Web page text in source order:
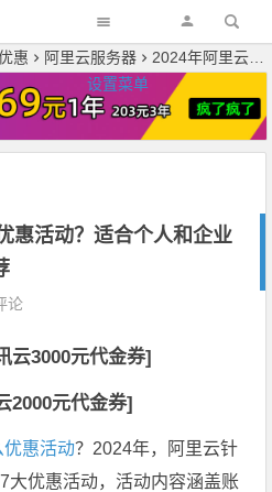
设置菜单
惠 阿里云服务器 2024年阿里云有什么优惠活动？适合个人和企业新用户的最新活动推荐
惠活动？适合个人和企业
论
云3000元代金券]
2000元代金券]
优惠活动？2024年，阿里云针
大优惠活动，活动内容涵盖账